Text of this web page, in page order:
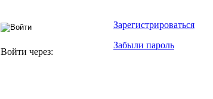
Войти через:
Зарегистрироваться
Забыли пароль